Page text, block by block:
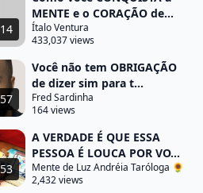
palácio o rei só pensava
ajudar mas ele ficou com a
de onde esse cara
e estava
vivendo em
e o rei botou os
a investigar o passado
monge e os melhores
policiais da corte assim o
MENTE e o CORAÇÃO de...
Ítalo Ventura
433,037 views
Você não tem OBRIGAÇÃO
de dizer sim para t...
Fred Sardinha
164 views
A VERDADE É QUE ESSA
PESSOA É LOUCA POR VO...
Mente de Luz Andréia Taróloga 🌻
2,432 views